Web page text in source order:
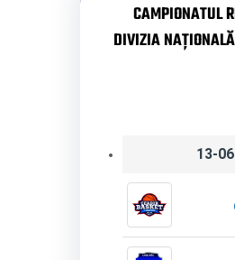
CAMPIONATUL
DIVIZIA
13-